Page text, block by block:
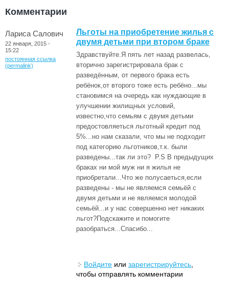
Комментарии
Лариса Салович
22 января, 2015 -
15:22
постоянная ссылка
(permalink)
Льготы на приобретение жилья с
двумя детьми при втором браке
Здравствуйте.Я пять лет назад развелась,
вторично зарегистрировала брак с
разведённым, от первого брака есть
ребёнок,от второго тоже есть ребёно...мы
становимся на очередь как нуждающие в
улучшении жилищных условий,
известно,что семьям с двумя детьми
предостовляеться льготный кредит под
5%...но нам сказали, что мы не подходит
под категорию льготников,т.к. были
разведены...так ли это? P.S В предыдущих
браках ни мой муж ни я жилья не
приобретали...Что же полусаеться,если
разведены - мы не являемся семьёй с
двумя детьми и не являемся молодой
семьёй...и у нас совершенно нет никаких
льгот?Подскажите и помогите
разобраться...Спасибо...
Войдите или зарегистрируйтесь
чтобы отправлять комментарии